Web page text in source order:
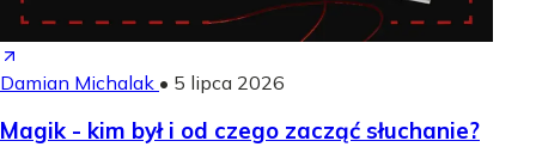
Damian Michalak • 5 lipca 2026
Magik - kim był i od czego zacząć słuchanie?